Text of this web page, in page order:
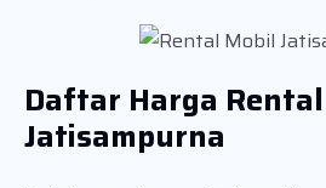
Daftar Harga
Jatisampurna